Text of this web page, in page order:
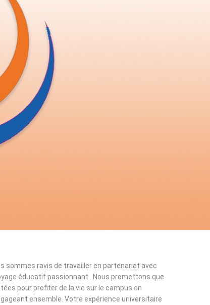
sommes ravis de travailler en partenariat avec
éducatif passionnant . Nous promettons que
pour profiter de la vie sur le campus en
ensemble. Votre expérience universitaire